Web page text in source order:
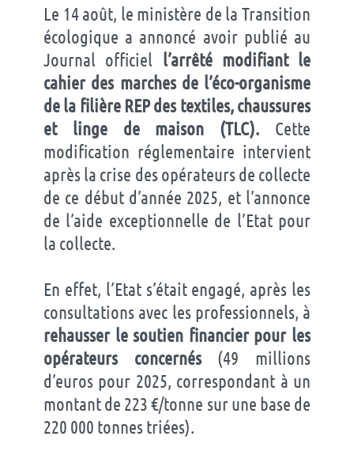
Le 14 août, le ministère de la Transition
écologique a annoncé avoir publié au
Journal officiel l’arrêté modifiant le
cahier des marches de l’éco-organisme
de la filière REP des textiles, chaussures
et linge de maison (TLC). Cette
modification réglementaire intervient
après la crise des opérateurs de collecte
de ce début d’année 2025, et l’annonce
de l’aide exceptionnelle de l’Etat pour
la collecte.
En effet, l’Etat s’était engagé, après les
consultations avec les professionnels, à
rehausser le soutien financier pour les
opérateurs concernés (49 millions
d’euros pour 2025, correspondant à un
montant de 223 €/tonne sur une base de
220 000 tonnes triées).